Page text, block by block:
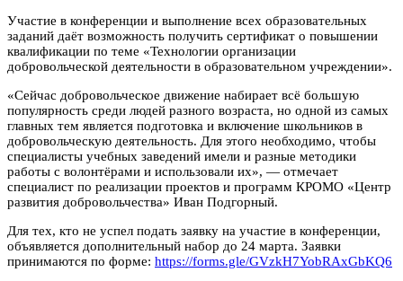
Участие в конференции и выполнение всех образовательных
заданий даёт возможность получить сертификат о повышении
квалификации по теме «Технологии организации
добровольческой деятельности в образовательном учреждении».
«Сейчас добровольческое движение набирает всё большую
популярность среди людей разного возраста, но одной из самых
главных тем является подготовка и включение школьников в
добровольческую деятельность. Для этого необходимо, чтобы
специалисты учебных заведений имели и разные методики
работы с волонтёрами и использовали их», — отмечает
специалист по реализации проектов и программ КРОМО «Центр
развития добровольчества» Иван Подгорный.
Для тех, кто не успел подать заявку на участие в конференции,
объявляется дополнительный набор до 24 марта. Заявки
принимаются по форме: https://forms.gle/GVzkH7YobRAxGbKQ6